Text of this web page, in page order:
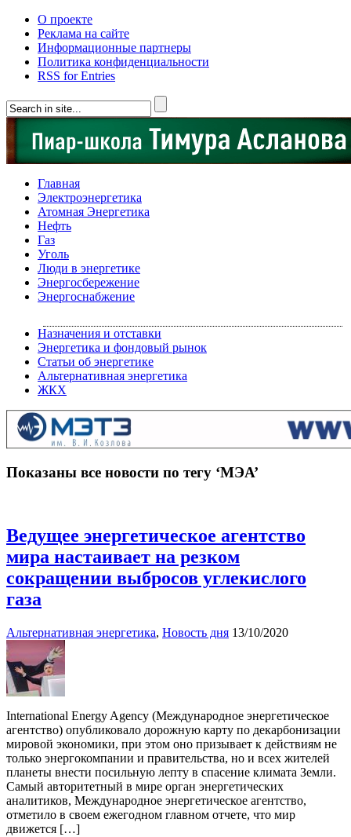
О проекте
Реклама на сайте
Информационные партнеры
Политика конфиденциальности
RSS for Entries
Главная
Электроэнергетика
Атомная Энергетика
Нефть
Газ
Уголь
Люди в энергетике
Энергосбережение
Энергоснабжение
Назначения и отставки
Энергетика и фондовый рынок
Статьи об энергетике
Альтернативная энергетика
ЖКХ
Показаны все новости по тегу ‘МЭА’
Ведущее энергетическое агентство
мира настаивает на резком
сокращении выбросов углекислого
газа
Альтернативная энергетика, Новость дня 13/10/2020
International Energy Agency (Международное энергетическое
агентство) опубликовало дорожную карту по декарбонизации
мировой экономики, при этом оно призывает к действиям не
только энергокомпании и правительства, но и всех жителей
планеты внести посильную лепту в спасение климата Земли.
Самый авторитетный в мире орган энергетических
аналитиков, Международное энергетическое агентство,
отметило в своем ежегодном главном отчете, что мир
движется […]